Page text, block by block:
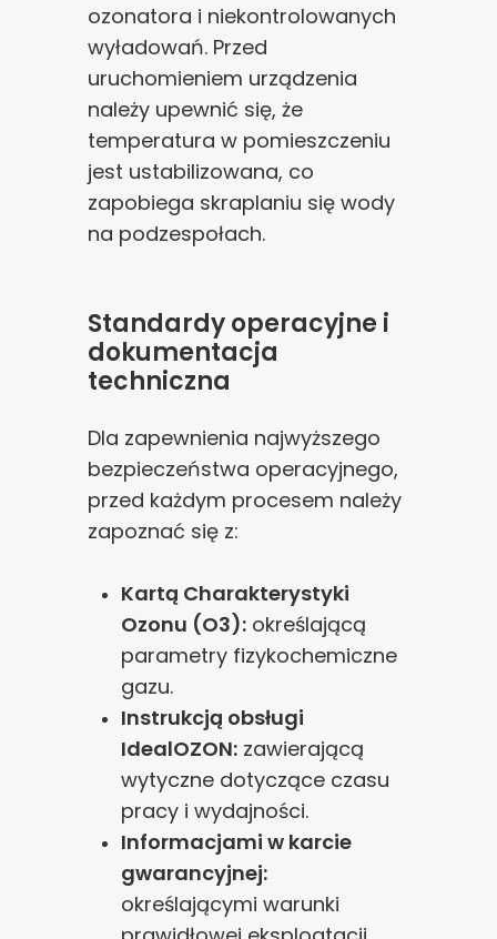
ozonatora i niekontrolowanych
wyładowań. Przed
uruchomieniem urządzenia
należy upewnić się, że
temperatura w pomieszczeniu
jest ustabilizowana, co
zapobiega skraplaniu się wody
na podzespołach.
Standardy operacyjne i
dokumentacja
techniczna
Dla zapewnienia najwyższego
bezpieczeństwa operacyjnego,
przed każdym procesem należy
zapoznać się z:
Kartą Charakterystyki
Ozonu (O3): określającą
parametry fizykochemiczne
gazu.
Instrukcją obsługi
IdealOZON: zawierającą
wytyczne dotyczące czasu
pracy i wydajności.
Informacjami w karcie
gwarancyjnej:
określającymi warunki